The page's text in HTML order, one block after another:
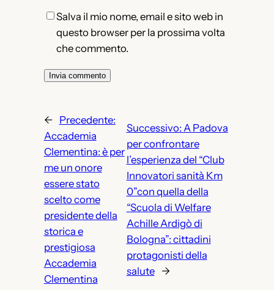
Salva il mio nome, email e sito web in
questo browser per la prossima volta
che commento.
←
Precedente:
Accademia
Clementina: è per
me un onore
essere stato
scelto come
presidente della
storica e
prestigiosa
Accademia
Clementina
Successivo: A Padova
per confrontare
l’esperienza del “Club
Innovatori sanità Km
0”con quella della
“Scuola di Welfare
Achille Ardigò di
Bologna”: cittadini
protagonisti della
salute
→